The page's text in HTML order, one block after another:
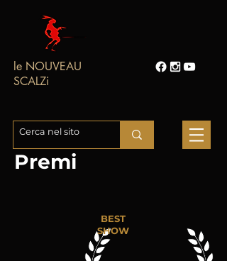
le NOUVEAU
SCALZi
Premi
BEST
SHOW